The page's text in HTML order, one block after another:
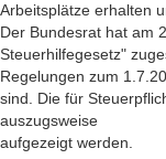
Arbeitsplätze erhalten
Der Bundesrat hat am
Steuerhilfegesetz"
Regelungen zum
sind. Die für
auszugsweise
aufgezeigt werden.